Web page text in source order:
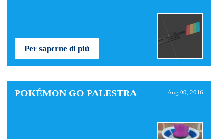
Per saperne di più
POKÉMON GO PALESTRA Aug 09, 2016